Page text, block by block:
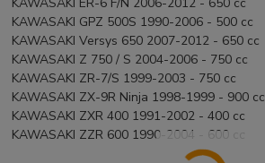
KAWASAKI ER-6 F/N 2006-2012 - 650 cc
KAWASAKI GPZ 500S 1990-2006 - 500 cc
KAWASAKI Versys 650 2007-2012 - 650 cc
KAWASAKI Z 750 / S 2004-2006 - 750 cc
KAWASAKI ZR-7/S 1999-2003 - 750 cc
KAWASAKI ZX-9R Ninja 1998-1999 - 900 cc
KAWASAKI ZXR 400 1991-2002 - 400 cc
KAWASAKI ZZR 600 1990-2004 - 600 cc